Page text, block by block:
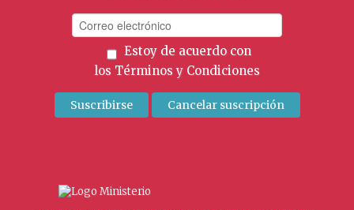
Estoy de acuerdo con
los Términos y Condiciones